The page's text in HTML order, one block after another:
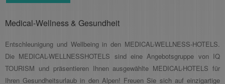
Medical-Wellness & Gesundheit
Entschleunigung und Wellbeing in den MEDICAL-WELLNESS-HOTELS.
Die MEDICAL-WELLNESSHOTELS sind eine Angebotsgruppe von IQ
TOURISM und präsentieren Ihnen ausgewählte MEDICAL-HOTELS für
Ihren Gesundheitsurlaub in den Alpen! Freuen Sie sich auf einzigartige